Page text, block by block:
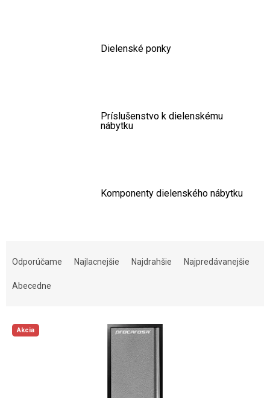
Dielenské ponky
Príslušenstvo k dielenskému
nábytku
Komponenty dielenského nábytku
Odporúčame Najlacnejšie Najdrahšie Najpredávanejšie
Abecedne
Výpis produktov
Akcia